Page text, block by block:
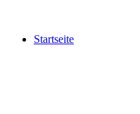
Startseite